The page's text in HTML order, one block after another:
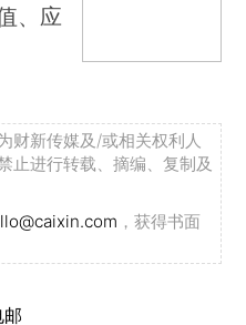
、应
财新传媒及/或相关权利人
止进行转载、摘编、复制及
，获得书面